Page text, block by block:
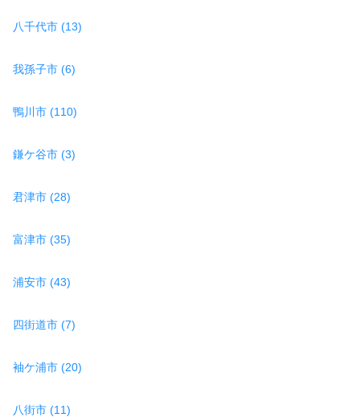
八千代市 (13)
我孫子市 (6)
鴨川市 (110)
鎌ケ谷市 (3)
君津市 (28)
富津市 (35)
浦安市 (43)
四街道市 (7)
袖ケ浦市 (20)
八街市 (11)